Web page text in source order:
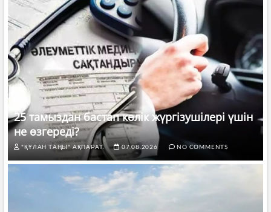
25 тамыздан бастап көлік жүргізушілері үшін
не өзгереді?
"ҚҰЛАН ТАҢЫ" АҚПАРАТ. 07.08.2026 NO COMMENTS